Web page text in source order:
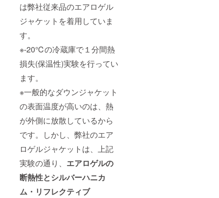
は弊社従来品のエアロゲル
ジャケットを着用していま
す。
※-20℃の冷蔵庫で１分間熱
損失(保温性)実験を行ってい
ます。
※一般的なダウンジャケット
の表面温度が高いのは、熱
が外側に放散しているから
です。しかし、弊社のエア
ロゲルジャケットは、上記
実験の通り、 エアロゲルの
断熱性とシルバーハニカ
ム・リフレクティブ